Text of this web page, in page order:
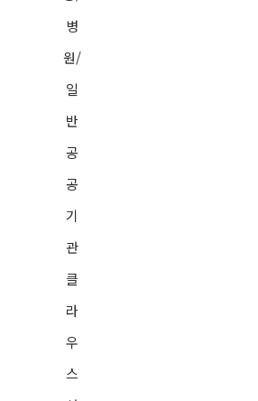
병
원/
일
반
공
공
기
관
클
라
우
스
수협
동부화재
국가기록원
IBK 기업은행
관세청